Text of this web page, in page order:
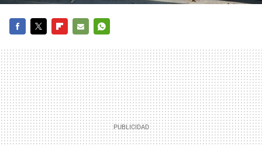
MAIL